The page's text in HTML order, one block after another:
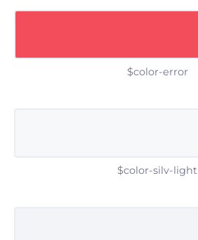
$color-error
$color-silv-light